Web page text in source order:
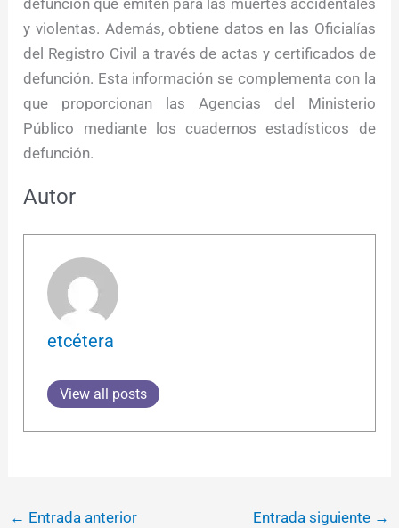
y violentas. Además, obtiene datos en las Oficialías
del Registro Civil a través de actas y certificados de
defunción. Esta información se complementa con la
que proporcionan las Agencias del Ministerio
Público mediante los cuadernos estadísticos de
defunción.
Autor
etcétera
View all posts
← Entrada anterior Entrada siguiente →